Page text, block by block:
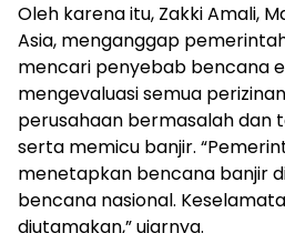
Oleh karena itu, Zakki Amali,
Asia, menganggap
mencari penyebab bencana
mengevaluasi semua
perusahaan bermasalah dan
serta memicu banjir.
menetapkan bencana banjir
bencana nasional.
diutamakan,” ujarnya.